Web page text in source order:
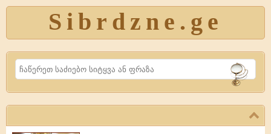
Sibrdzne.ge
Search